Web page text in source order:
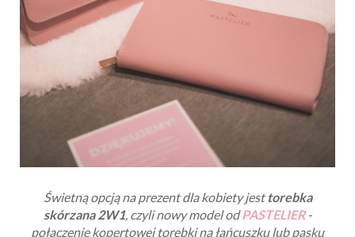
Świetną opcją na prezent dla kobiety jesttorebka
skórzana 2W1, czyli nowy model odPASTELIER-
połączenie kopertowej torebki na łańcuszku lub pasku